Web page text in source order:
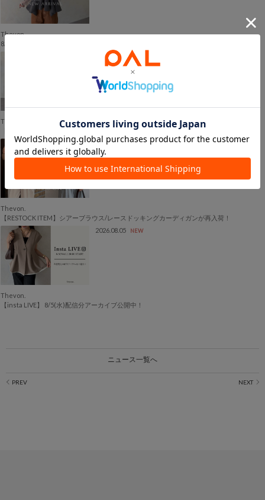
Thevon.
8/7(fri) NEW ARRIVAL！
2026.08.05 NEW
Thevon.
【ネイビー再入荷】人気の“袖くしゅブラウス”を徹底解説！
2026.08.05
NEW
Thevon.
【RESTOCK ITEM】シアーブラウス/レースドッキングカーディガンが再入荷！
2026.08.05
NEW
Thevon.
【insta LIVE】 8/5(水)配信分アーカイブ公開中！
ニュース一覧へ